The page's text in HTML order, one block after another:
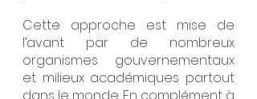
Cette approche est mise de
l’avant par de nombreux
organismes gouvernementaux
et milieux académiques partout